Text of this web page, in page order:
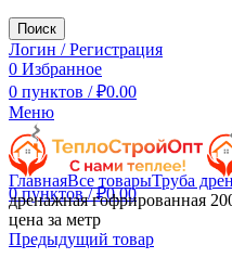
Поиск
Логин / Регистрация
0 Избранное
0 пунктов / ₽0.00
Меню
0пунктов / ₽0.00
Увеличить
ГлавнаяВсе товарыТруба
дренажная гофрированная
цена за метр
Предыдущий товар